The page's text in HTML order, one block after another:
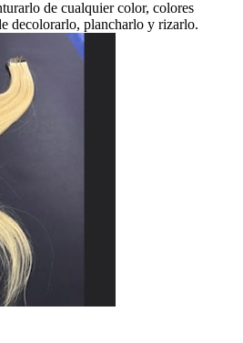
de cualquier color, colores
decolorarlo, plancharlo y rizarlo.